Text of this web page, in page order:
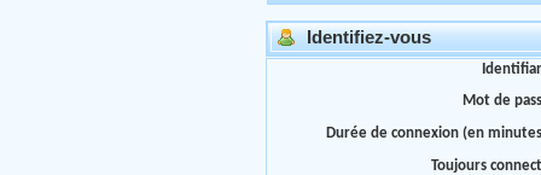
Identifiez-vous
Mot de
Durée de connexion (en
Toujours